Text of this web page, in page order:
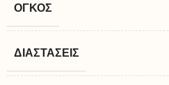
ΌΓΚΟΣ
ΔΙΑΣΤΆΣΕΙΣ